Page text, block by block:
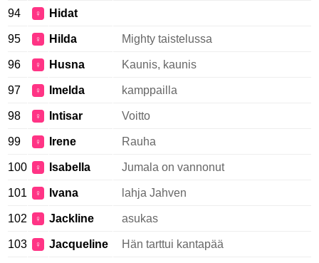
94 ♀ Hidat
95 ♀ Hilda Mighty taistelussa
96 ♀ Husna Kaunis, kaunis
97 ♀ Imelda kamppailla
98 ♀ Intisar Voitto
99 ♀ Irene Rauha
100 ♀ Isabella Jumala on vannonut
101 ♀ Ivana lahja Jahven
102 ♀ Jackline asukas
103 ♀ Jacqueline Hän tarttui kantapää